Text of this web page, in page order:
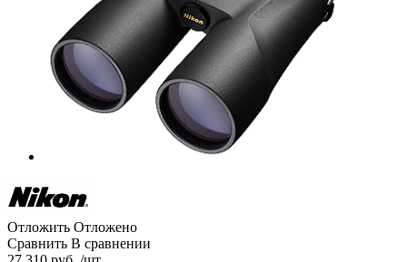
Отложить Отложено
Сравнить В сравнении